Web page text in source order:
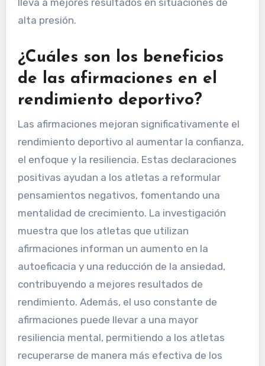
lleva a mejores resultados en situaciones de
alta presión.
¿Cuáles son los beneficios
de las afirmaciones en el
rendimiento deportivo?
Las afirmaciones mejoran significativamente el
rendimiento deportivo al aumentar la confianza,
el enfoque y la resiliencia. Estas declaraciones
positivas ayudan a los atletas a reformular
pensamientos negativos, fomentando una
mentalidad de crecimiento. La investigación
muestra que los atletas que utilizan
afirmaciones informan un aumento en la
autoeficacia y una reducción de la ansiedad,
contribuyendo a mejores resultados de
rendimiento. Además, el uso constante de
afirmaciones puede llevar a una mayor
resiliencia mental, permitiendo a los atletas
recuperarse de manera más efectiva de los